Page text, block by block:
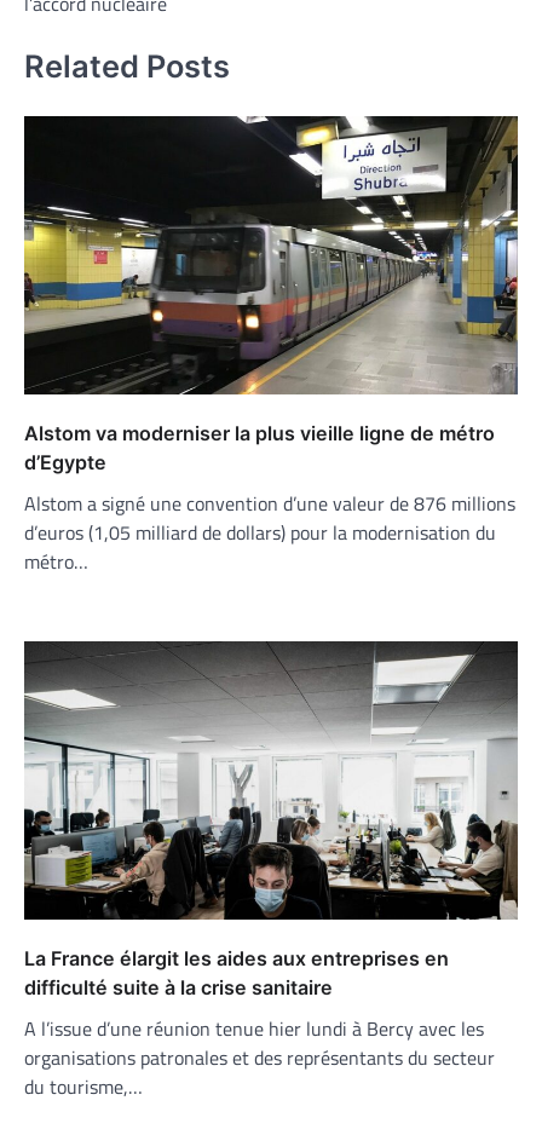
Related Posts
Alstom va moderniser la plus vieille ligne de métro
d’Egypte
Alstom a signé une convention d’une valeur de 876 millions
d’euros (1,05 milliard de dollars) pour la modernisation du
métro…
La France élargit les aides aux entreprises en
difficulté suite à la crise sanitaire
A l’issue d’une réunion tenue hier lundi à Bercy avec les
organisations patronales et des représentants du secteur
du tourisme,…